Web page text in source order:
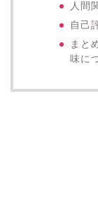
人間
自己
まと
味に